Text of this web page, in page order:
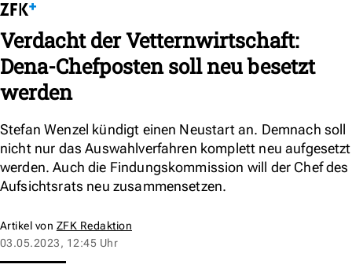
Verdacht der Vetternwirtschaft:
Dena-Chefposten soll neu besetzt
werden
Stefan Wenzel kündigt einen Neustart an. Demnach soll
nicht nur das Auswahlverfahren komplett neu aufgesetzt
werden. Auch die Findungskommission will der Chef des
Aufsichtsrats neu zusammensetzen.
Artikel von ZFK Redaktion
03.05.2023, 12:45 Uhr